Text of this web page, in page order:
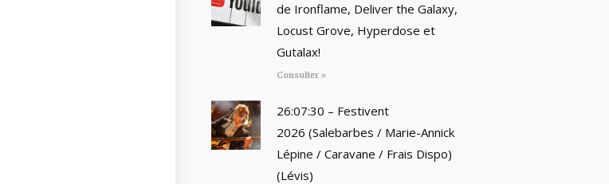
de Ironflame, Deliver the Galaxy,
Locust Grove, Hyperdose et
Gutalax!
Consulter »
26:07:30 – Festivent
2026 (Salebarbes / Marie-Annick
Lépine / Caravane / Frais Dispo)
(Lévis)